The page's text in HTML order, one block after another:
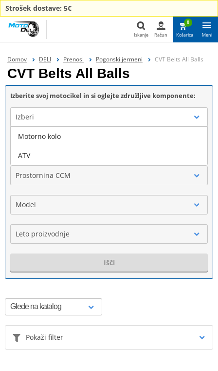
Strošek dostave: 5€
Iskanje
Iskanje Račun
0
Košarica Meni
Domov DELI Prenosi Pogonski jermeni CVT Belts All Balls
CVT Belts All Balls
Izberite svoj motocikel in si oglejte združljive komponente:
Izberi
Blagovna znamka
Prostornina CCM
Model
Leto proizvodnje
Išči
Pokaži filter
Motorno kolo
ATV